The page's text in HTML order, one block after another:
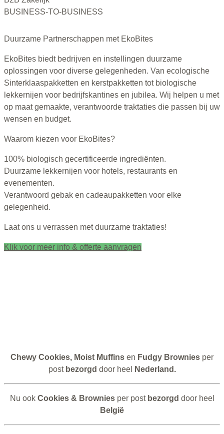
BUSINESS-TO-BUSINESS
Duurzame Partnerschappen met EkoBites
EkoBites biedt bedrijven en instellingen duurzame
oplossingen voor diverse gelegenheden. Van ecologische
Sinterklaaspakketten en kerstpakketten tot biologische
lekkernijen voor bedrijfskantines en jubilea. Wij helpen u met
op maat gemaakte, verantwoorde traktaties die passen bij uw
wensen en budget.
Waarom kiezen voor EkoBites?
100% biologisch gecertificeerde ingrediënten.
Duurzame lekkernijen voor hotels, restaurants en
evenementen.
Verantwoord gebak en cadeaupakketten voor elke
gelegenheid.
Laat ons u verrassen met duurzame traktaties!
Klik voor meer info & offerte aanvragen
Chewy Cookies, Moist Muffins en Fudgy Brownies per
post bezorgd door heel Nederland.
Nu ook Cookies & Browniesper post bezorgd door heel
België